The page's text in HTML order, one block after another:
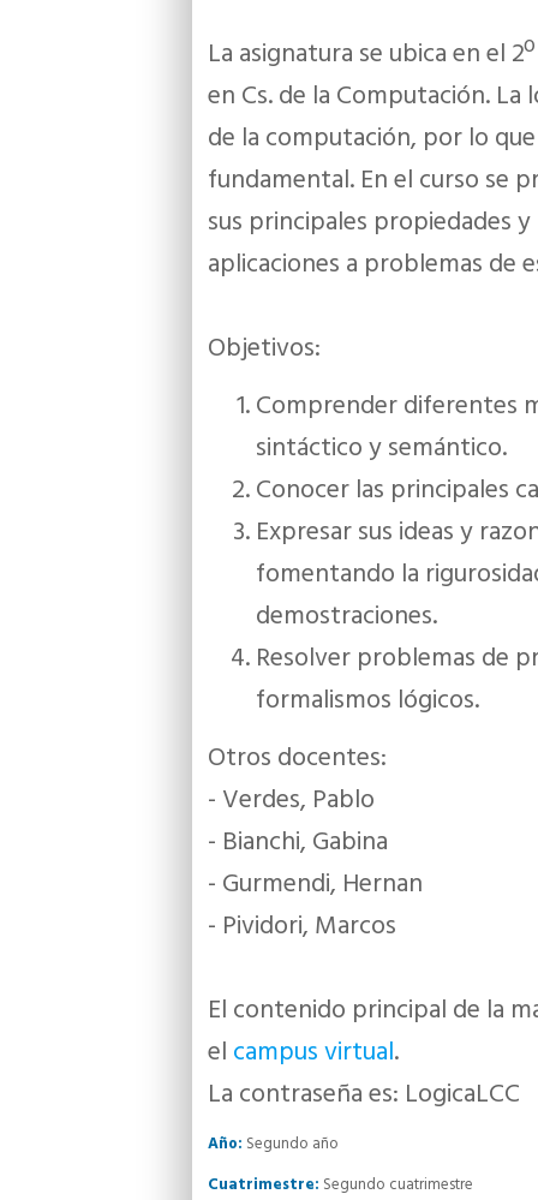
La asignatura se ubica en el
en Cs. de la Computación. La
de la computación, por lo
fundamental. En el curso se
sus principales propiedades
aplicaciones a problemas de
Objetivos:
Comprender diferentes
sintáctico y semántico.
Conocer las principales
Expresar sus ideas y
fomentando la
demostraciones.
Resolver problemas de
formalismos lógicos.
Otros docentes:
- Verdes, Pablo
- Bianchi, Gabina
- Gurmendi, Hernan
- Pividori, Marcos
El contenido principal de la
el campus virtual.
La contraseña es: LogicaLCC
Año: Segundo año
Cuatrimestre: Segundo cuatrimestre